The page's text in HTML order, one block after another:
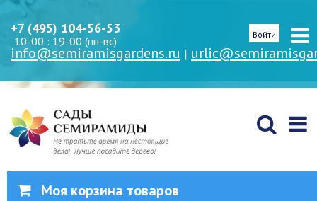
+7 (495) 104-56-53
10-00 : 19-00 (пн-вс)
info@semiramisgardens.ru |
Войти
Моя корзина товаров